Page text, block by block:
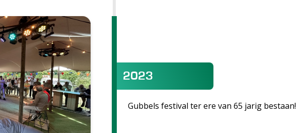
2023
Gubbels festival ter ere van 65 jarig bestaan!